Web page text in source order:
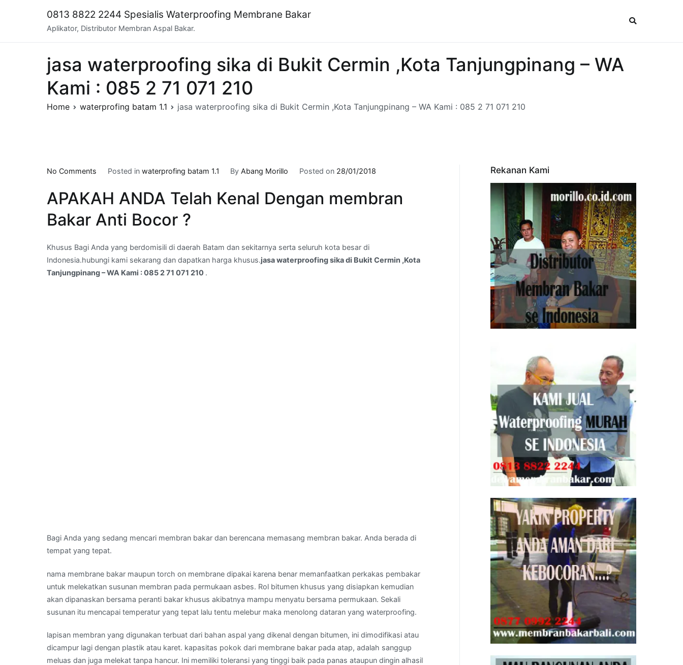
0813 8822 2244 Spesialis Waterproofing Membrane Bakar
Aplikator, Distributor Membran Aspal Bakar.
jasa waterproofing sika di Bukit Cermin ,Kota Tanjungpinang – WA
Kami : 085 2 71 071 210
Home waterprofing batam 1.1 jasa waterproofing sika di Bukit Cermin ,Kota Tanjungpinang – WA Kami : 085 2 71 071 210
No Comments
waterproofing
di
Cermin
,Kota
Tanjungpinang
Posted in waterprofing batam 1.1 ByAbang Morillo Posted on 28/01/2018
APAKAH ANDA Telah Kenal Dengan membran
Bakar Anti Bocor ?
Khusus Bagi Anda yang berdomisili di daerah Batam dan sekitarnya serta seluruh kota besar di
Indonesia.hubungi kami sekarang dan dapatkan harga khusus.jasa waterproofing sika di Bukit Cermin ,Kota
Tanjungpinang – WA Kami : 085 2 71 071 210 .
Bagi Anda yang sedang mencari membran bakar dan berencana memasang membran bakar. Anda berada di
tempat yang tepat.
nama membrane bakar maupun torch on membrane dipakai karena benar memanfaatkan perkakas pembakar
untuk melekatkan susunan membran pada permukaan asbes. Rol bitumen khusus yang disiapkan kemudian
akan dipanaskan bersama peranti bakar khusus akibatnya mampu menyatu bersama permukaan. Sekali
susunan itu mencapai temperatur yang tepat lalu tentu melebur maka menolong dataran yang waterproofing.
lapisan membran yang digunakan terbuat dari bahan aspal yang dikenal dengan bitumen, ini dimodifikasi atau
dicampur lagi dengan plastik atau karet. kapasitas pokok dari membrane bakar pada atap, adalah sanggup
meluas dan juga melekat tanpa hancur. Ini memiliki toleransi yang tinggi baik pada panas ataupun dingin alhasil
Rekanan Kami